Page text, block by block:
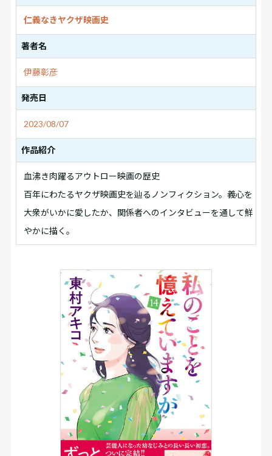
仁義なきヤクザ映画史
著者名
伊藤彰彦
発売日
2023/08/07
作品紹介
血沸き肉躍るアウトロー映画の歴史
百年にわたるヤクザ映画史を辿るノンフィクション。義心を
大衆がいかに愛したか、関係者へのインタビューを通して鮮
やかに描く。